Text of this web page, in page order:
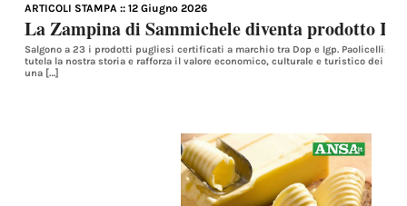
ARTICOLI STAMPA :: 12 Giugno 2026
La Zampina di Sammichele diventa prodotto
Salgono a 23 i prodotti pugliesi certificati a marchio tra Dop e Igp. Paolicelli:
tutela la nostra storia e rafforza il valore economico, culturale e turistico dei
una […]